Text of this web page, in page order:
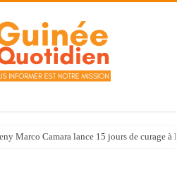
Marco Camara lance 15 jours de curage à